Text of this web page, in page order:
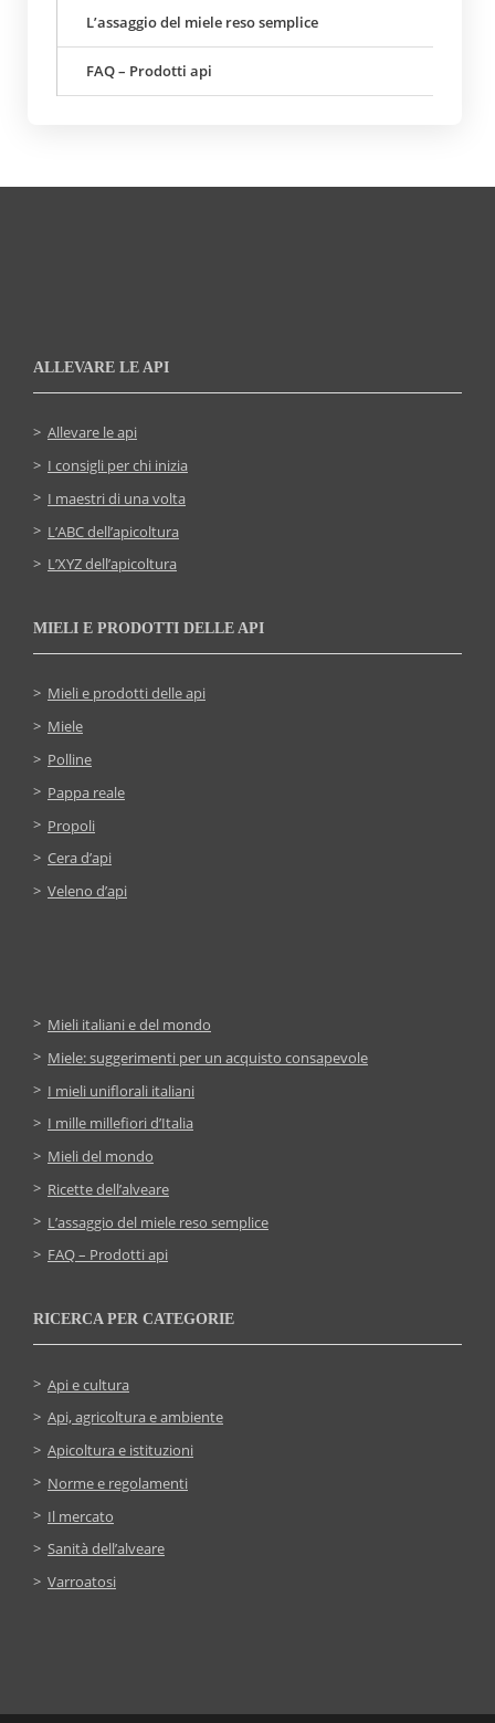
L’assaggio del miele reso semplice
FAQ – Prodotti api
ALLEVARE LE API
Allevare le api
I consigli per chi inizia
I maestri di una volta
L’ABC dell’apicoltura
L’XYZ dell’apicoltura
MIELI E PRODOTTI DELLE API
Mieli e prodotti delle api
Miele
Polline
Pappa reale
Propoli
Cera d’api
Veleno d’api
Mieli italiani e del mondo
Miele: suggerimenti per un acquisto consapevole
I mieli uniflorali italiani
I mille millefiori d’Italia
Mieli del mondo
Ricette dell’alveare
L’assaggio del miele reso semplice
FAQ – Prodotti api
RICERCA PER CATEGORIE
Api e cultura
Api, agricoltura e ambiente
Apicoltura e istituzioni
Norme e regolamenti
Il mercato
Sanità dell’alveare
Varroatosi